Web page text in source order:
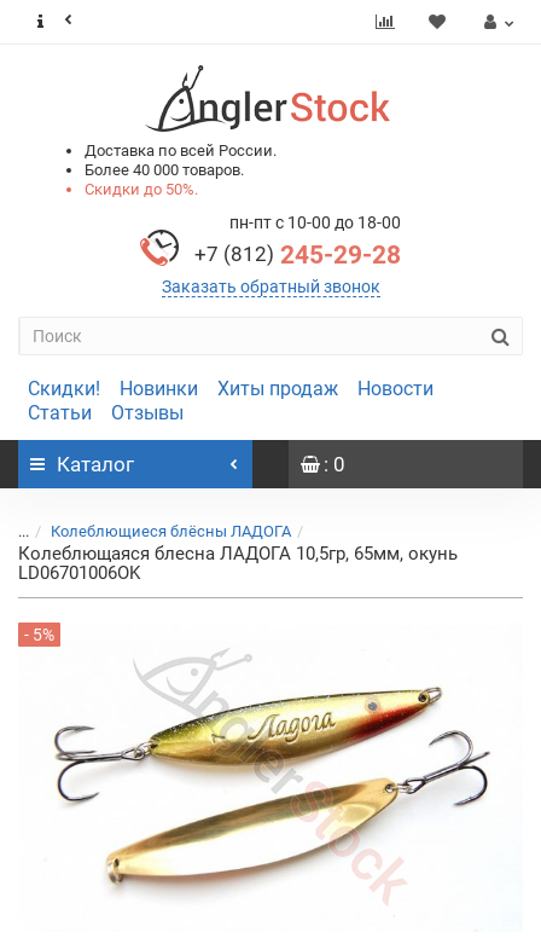
Доставка по всей России.
Более 40 000 товаров.
Скидки до 50%.
пн-пт с 10-00 до 18-00
+7 (812) 245-29-28
Заказать обратный звонок
Скидки! Новинки Хиты продаж
Новости
Статьи
Отзывы
Каталог : 0
... Колеблющиеся блёсны ЛАДОГА
Колеблющаяся блесна ЛАДОГА 10,5гр, 65мм, окунь
LD06701006OK
- 5%